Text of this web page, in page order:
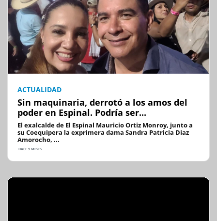
ACTUALIDAD
Sin maquinaria, derrotó a los amos del
poder en Espinal. Podría ser...
El exalcalde de El Espinal Mauricio Ortiz Monroy, junto a
su Coequipera la exprimera dama Sandra Patricia Diaz
Amorocho, ...
HACE 9 MESES